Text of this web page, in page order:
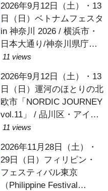
2026年9月12日（土）・13
日（日）ベトナムフェスタ
in 神奈川 2026 / 横浜市・
日本大通り/神奈川県庁本
庁舎/象の鼻パーク
11 views
2026年9月12日（土）・13
日（日）運河のほとりの北
欧市「NORDIC JOURNEY
vol.11」 / 品川区・アイル
しながわ
11 views
2026年11月28日（土）・
29日（日）フィリピン・
フェスティバル東京
（Philippine Festival